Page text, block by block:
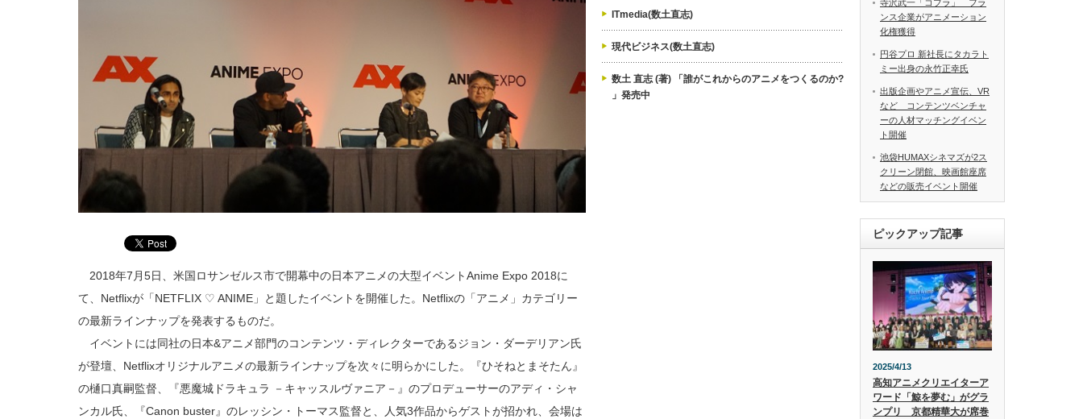
2018年7月5日、米国ロサンゼルス市で開幕中の日本アニメの大型イベントAnime Expo 2018に
て、Netflixが「NETFLIX ♡ ANIME」と題したイベントを開催した。Netflixの「アニメ」カテゴリー
の最新ラインナップを発表するものだ。
イベントには同社の日本&アニメ部門のコンテンツ・ディレクターであるジョン・ダーデリアン氏
が登壇、Netflixオリジナルアニメの最新ラインナップを次々に明らかにした。『ひそねとまそたん』
の樋口真嗣監督、『悪魔城ドラキュラ －キャッスルヴァニア－』のプロデューサーのアディ・シャ
ンカル氏、『Canon buster』のレッシン・トーマス監督と、人気3作品からゲストが招かれ、会場は
ITmedia(数土直志)
現代ビジネス(数土直志)
数土 直志 (著) 「誰がこれからのアニメをつくるのか?
」発売中
寺沢武一「コブラ」 フラ
ンス企業がアニメーション
化権獲得
円谷プロ 新社長にタカラト
ミー出身の永竹正幸氏
出版企画やアニメ宣伝、VR
など コンテンツベンチャ
ーの人材マッチングイベン
ト開催
池袋HUMAXシネマズが2ス
クリーン閉館、映画館座席
などの販売イベント開催
ピックアップ記事
2025/4/13
高知アニメクリエイターア
ワード「鯨を夢む」がグラ
ンプリ 京都精華大が席巻